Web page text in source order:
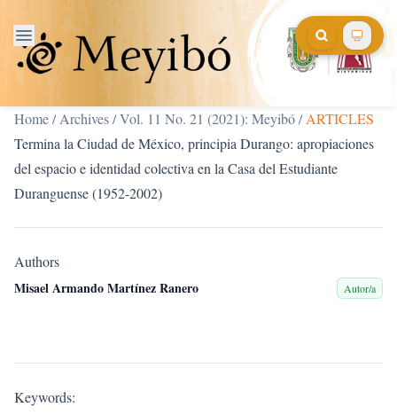
Home/ Archives/Vol. 11 No. 21 (2021): Meyibó/ ARTICLES
Termina la Ciudad de México, principia Durango: apropiaciones
del espacio e identidad colectiva en la Casa del Estudiante
Duranguense (1952-2002)
Authors
Misael Armando Martínez Ranero
Autor/a
Keywords: